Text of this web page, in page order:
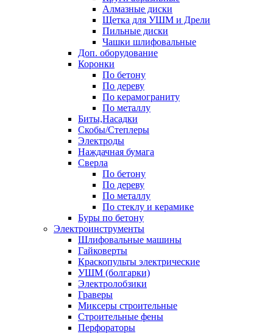
Алмазные диски
Щетка для УШМ и Дрели
Пильные диски
Чашки шлифовальные
Доп. оборудование
Коронки
По бетону
По дереву
По керамограниту
По металлу
Биты,Насадки
Скобы/Степлеры
Электроды
Наждачная бумага
Сверла
По бетону
По дереву
По металлу
По стеклу и керамике
Буры по бетону
Электроинструменты
Шлифовальные машины
Гайковерты
Краскопульты электрические
УШМ (болгарки)
Электролобзики
Граверы
Миксеры строительные
Строительные фены
Перфораторы